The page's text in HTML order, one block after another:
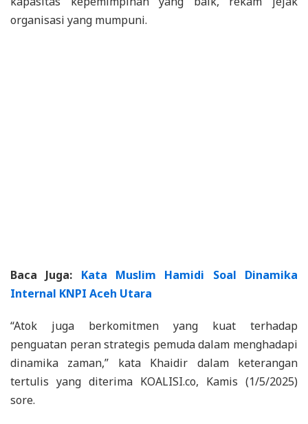
organisasi yang mumpuni.
Baca Juga: Kata Muslim Hamidi Soal Dinamika
Internal KNPI Aceh Utara
“Atok juga berkomitmen yang kuat terhadap
penguatan peran strategis pemuda dalam menghadapi
dinamika zaman,” kata Khaidir dalam keterangan
tertulis yang diterima KOALISI.co, Kamis (1/5/2025)
sore.